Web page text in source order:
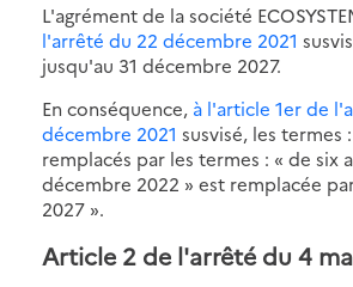
L'agrément de la société
l'arrêté du 22 décembre 2021
jusqu'au 31 décembre 2027.
En conséquence, à l'article 1er de
décembre 2021 susvisé, les termes
remplacés par les termes : « de six
décembre 2022 » est remplacée
2027 ».
Article 2 de l'arrêté du 4